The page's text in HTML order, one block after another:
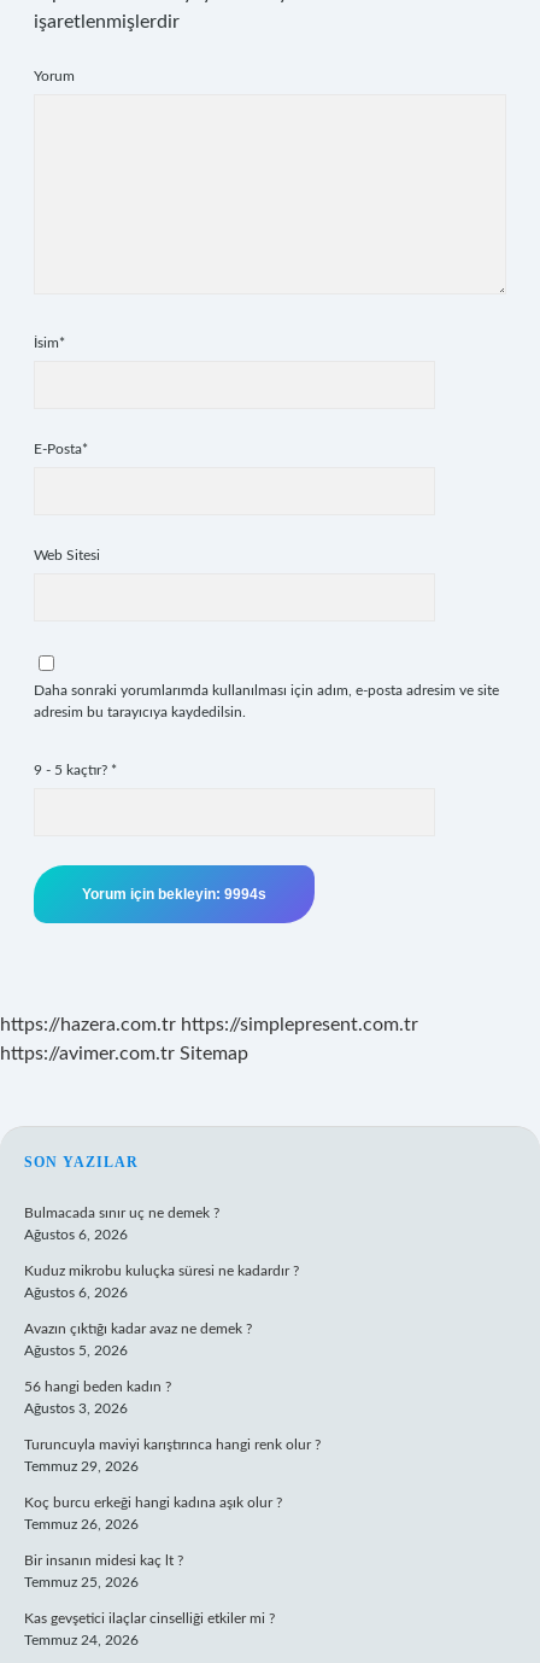
işaretlenmişlerdir
Yorum
İsim*
E-Posta*
Web Sitesi
Daha sonraki yorumlarımda kullanılması için adım, e-posta adresim ve site
adresim bu tarayıcıya kaydedilsin.
9 - 5 kaçtır? *
https://hazera.com.tr https://simplepresent.com.tr
https://avimer.com.tr Sitemap
SIDEBAR
SON YAZILAR
Bulmacada sınır uç ne demek ?
Ağustos 6, 2026
Kuduz mikrobu kuluçka süresi ne kadardır ?
Ağustos 6, 2026
Avazın çıktığı kadar avaz ne demek ?
Ağustos 5, 2026
56 hangi beden kadın ?
Ağustos 3, 2026
Turuncuyla maviyi karıştırınca hangi renk olur ?
Temmuz 29, 2026
Koç burcu erkeği hangi kadına aşık olur ?
Temmuz 26, 2026
Bir insanın midesi kaç lt ?
Temmuz 25, 2026
Kas gevşetici ilaçlar cinselliği etkiler mi ?
Temmuz 24, 2026